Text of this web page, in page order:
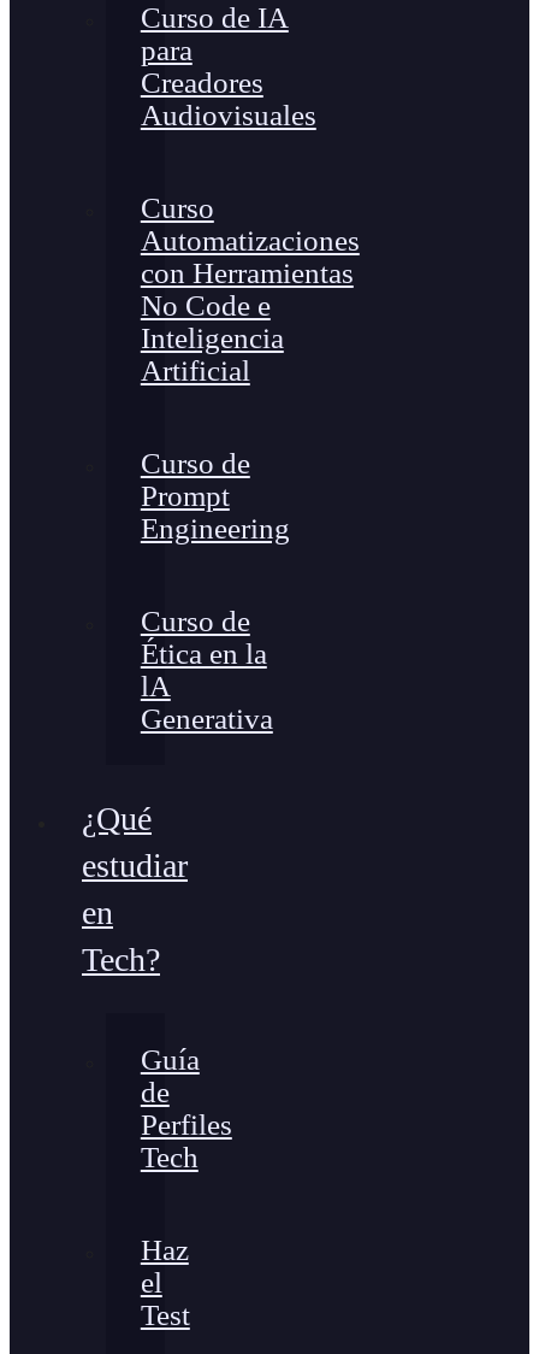
Curso de IA
para
Creadores
Audiovisuales
Curso
Automatizaciones
con Herramientas
No Code e
Inteligencia
Artificial
Curso de
Prompt
Engineering
Curso de
Ética en la
lA
Generativa
¿Qué
estudiar
en
Tech?
Guía
de
Perfiles
Tech
Haz
el
Test